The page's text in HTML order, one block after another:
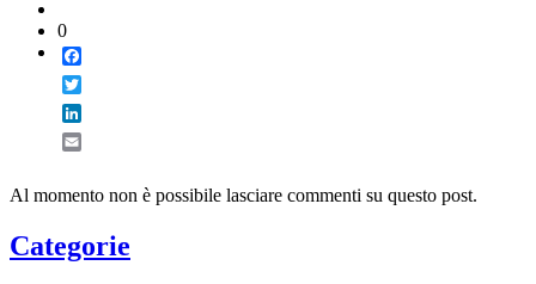
0
Al momento non è possibile lasciare commenti su questo post.
Categorie